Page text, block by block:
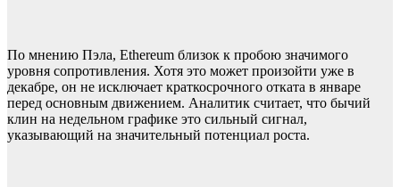
По мнению Пэла, Ethereum близок к пробою значимого
уровня сопротивления. Хотя это может произойти уже в
декабре, он не исключает краткосрочного отката в январе
перед основным движением. Аналитик считает, что бычий
клин на недельном графике это сильный сигнал,
указывающий на значительный потенциал роста.